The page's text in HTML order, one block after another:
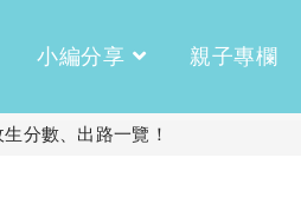
小編分享 親子專欄
分數、出路一覽！